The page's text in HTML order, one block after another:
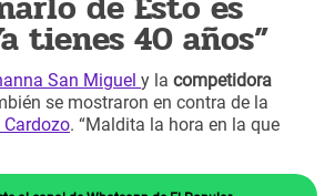
tienes 40 años”
San Miguel y la competidora
se mostraron en contra de la
Cardozo. “Maldita la hora en la que